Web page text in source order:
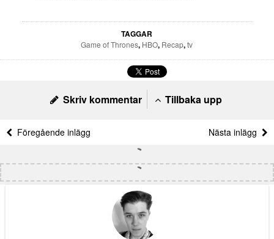
TAGGAR
Game of Thrones, HBO, Recap,tv
Skriv kommentar Tillbaka upp
Föregående inlägg Nästa inlägg